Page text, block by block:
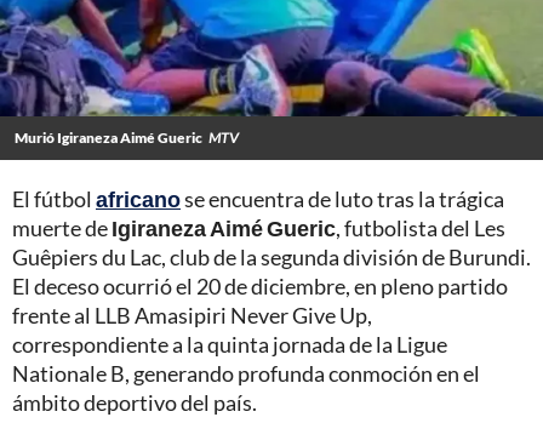
Murió Igiraneza Aimé Gueric MTV
El fútbol africanose encuentra de luto tras la trágica
muerte deIgiraneza Aimé Gueric, futbolista del Les
Guêpiers du Lac, club de la segunda división de Burundi.
El deceso ocurrió el 20 de diciembre, en pleno partido
frente al LLB Amasipiri Never Give Up,
correspondiente a la quinta jornada de la Ligue
Nationale B, generando profunda conmoción en el
ámbito deportivo del país.